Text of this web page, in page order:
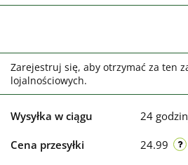
Zarejestruj się, aby otrzymać za ten
lojalnościowych.
Wysyłka w ciągu 24
Cena przesyłki 24.99